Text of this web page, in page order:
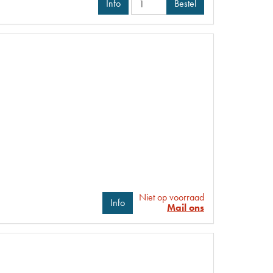
Info
Bestel
Info
Niet op voorraad
Mail ons